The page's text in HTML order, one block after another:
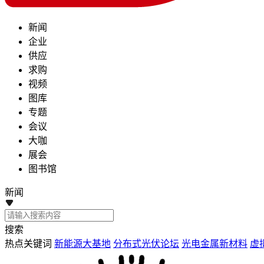
新闻
企业
供应
求购
视频
图库
专题
会议
大咖
展会
图书馆
新闻
搜索
热点关键词 新能源大基地 分布式光伏论坛 光电金属新材料 虚